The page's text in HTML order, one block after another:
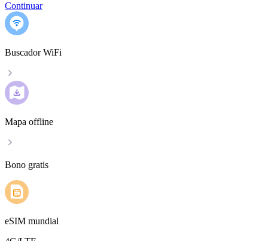
Continuar
Buscador WiFi
Mapa offline
Bono gratis
eSIM mundial